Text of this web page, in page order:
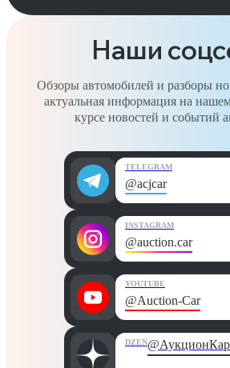
Наши
Обзоры автомобилей и разборы
актуальная информация на нашем
курсе новостей и событий
TELEGRAM
@acjcar
INSTAGRAM
@auction.car
YOUTUBE
@Auction-Car
DZEN@АукционКар